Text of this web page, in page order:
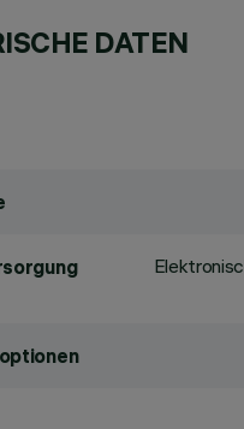
DATEN